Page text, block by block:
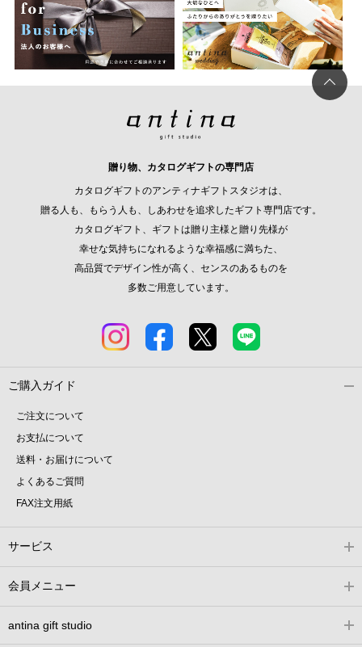
贈り物、カタログギフトの専門店
カタログギフトのアンティナギフトスタジオは、
贈る人も、もらう人も、しあわせを追求したギフト専門店です。
カタログギフト、ギフトは贈り主様と贈り先様が
幸せな気持ちになれるような幸福感に満ちた、
高品質でデザイン性が高く、センスのあるものを
多数ご用意しています。
ご購入ガイド
ご注文について
お支払について
送料・お届けについて
よくあるご質問
FAX注文用紙
サービス
会員メニュー
antina gift studio